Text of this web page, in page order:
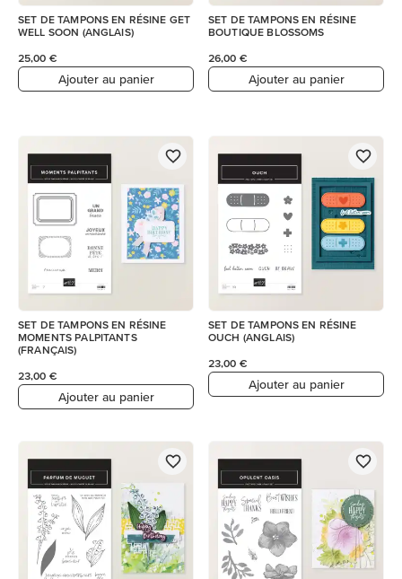
SET DE TAMPONS EN RÉSINE GET
WELL SOON (ANGLAIS)
25,00 €
Ajouter au panier
SET DE TAMPONS EN RÉSINE
BOUTIQUE BLOSSOMS
26,00 €
Ajouter au panier
SET DE TAMPONS EN RÉSINE
MOMENTS PALPITANTS
(FRANÇAIS)
23,00 €
Ajouter au panier
SET DE TAMPONS EN RÉSINE
OUCH (ANGLAIS)
23,00 €
Ajouter au panier